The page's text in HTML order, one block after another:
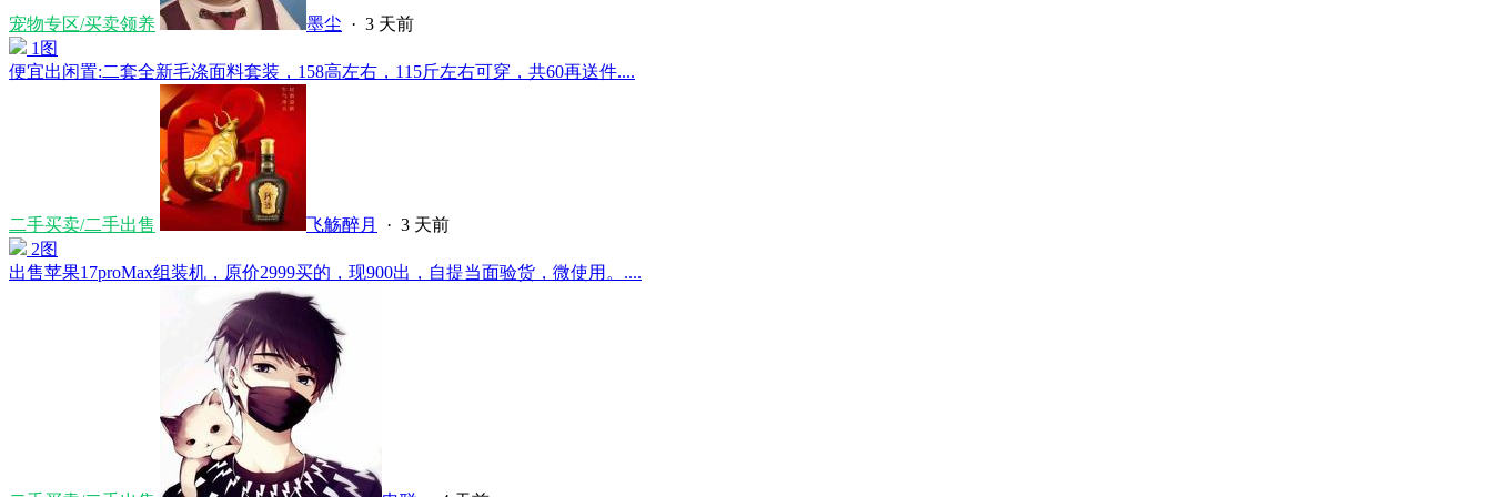
宠物专区/买卖领养 墨尘 · 3 天前
1图
便宜出闲置:二套全新毛涤面料套装，158高左右，115斤左右可穿，共60再送件....
二手买卖/二手出售 飞觞醉月 · 3 天前
2图
出售苹果17proMax组装机，原价2999买的，现900出，自提当面验货，微使用。....